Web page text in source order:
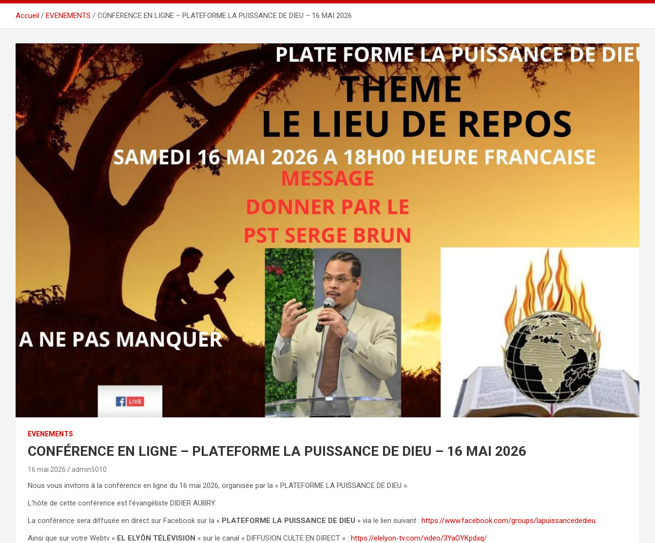
Accueil EVENEMENTS CONFÉRENCE EN LIGNE – PLATEFORME LA PUISSANCE DE DIEU – 16 MAI 2026
EVENEMENTS
CONFÉRENCE EN LIGNE – PLATEFORME LA PUISSANCE DE DIEU – 16 MAI 2026
16 mai 2026 admin5010
Nous vous invitons à la conférence en ligne du 16 mai 2026, organisée par la « PLATEFORME LA PUISSANCE DE DIEU ».
L’hôte de cette conférence est l’évangéliste DIDIER AUBRY.
La conférence sera diffusée en direct sur Facebook sur la « PLATEFORME LA PUISSANCE DE DIEU » via le lien suivant : https://www.facebook.com/groups/lapuissancededieu.
Ainsi que sur votre Webtv « EL ELYÔN TÉLÉVISION » sur le canal « DIFFUSION CULTE EN DIRECT » : https://elelyon-tv.com/video/3YaOYKpdxq/